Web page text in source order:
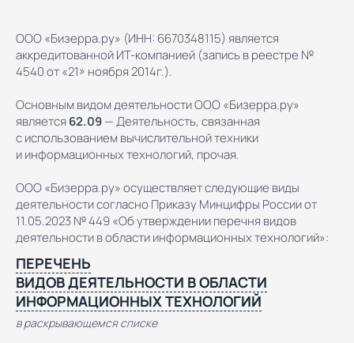
ООО «Бизерра.ру» (ИНН: 6670348115) является
аккредитованной ИТ-компанией (запись в реестре №
4540 от «21» ноября 2014г.).
Основным видом деятельности ООО «Бизерра.ру»
является 62.09— Деятельность, связанная
с использованием вычислительной техники
и информационных технологий, прочая.
ООО «Бизерра.ру» осуществляет следующие виды
деятельности согласно Приказу Минцифры России от
11.05.2023 № 449 «Об утверждении перечня видов
деятельности в области информационных технологий»:
ПЕРЕЧЕНЬ
ВИДОВ ДЕЯТЕЛЬНОСТИ В ОБЛАСТИ
ИНФОРМАЦИОННЫХ ТЕХНОЛОГИЙ
в раскрывающемся списке